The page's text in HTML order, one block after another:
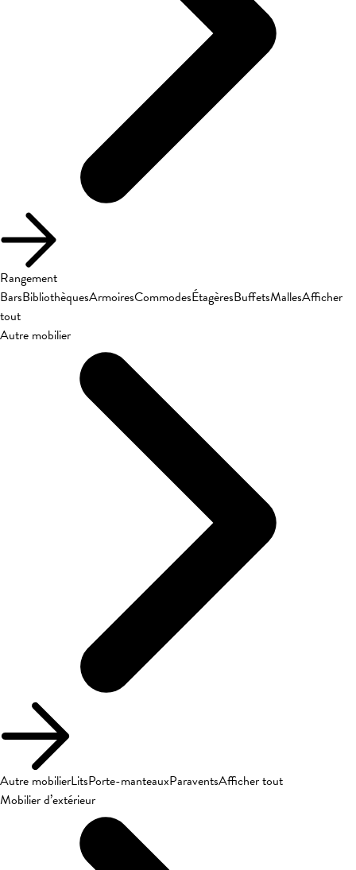
Rangement
BarsBibliothèquesArmoiresCommodesÉtagèresBuffetsMallesAfficher
tout
Autre mobilier
Autre mobilierLitsPorte-manteauxParaventsAfficher tout
Mobilier d’extérieur